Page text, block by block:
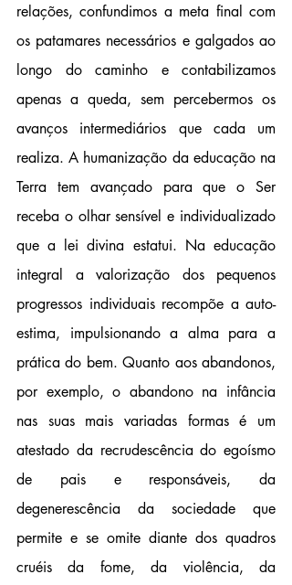
relações, confundimos a meta final com
os patamares necessários e galgados ao
longo do caminho e contabilizamos
apenas a queda, sem percebermos os
avanços intermediários que cada um
realiza. A humanização da educação na
Terra tem avançado para que o Ser
receba o olhar sensível e individualizado
que a lei divina estatui. Na educação
integral a valorização dos pequenos
progressos individuais recompõe a auto-
estima, impulsionando a alma para a
prática do bem. Quanto aos abandonos,
por exemplo, o abandono na infância
nas suas mais variadas formas é um
atestado da recrudescência do egoísmo
de pais e responsáveis, da
degenerescência da sociedade que
permite e se omite diante dos quadros
cruéis da fome, da violência, da